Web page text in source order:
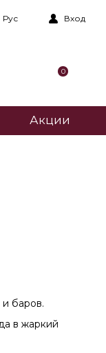
Рус Вход
0
Акции
баров.
в жаркий